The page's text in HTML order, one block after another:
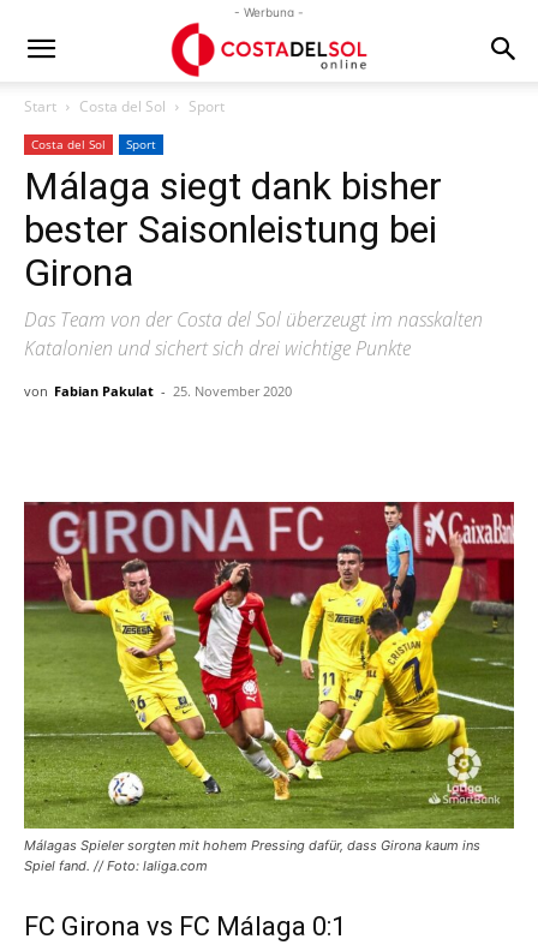
- Werbung -
Start Costa del Sol Sport
Costa del Sol Sport
Málaga siegt dank bisher
bester Saisonleistung bei
Girona
Das Team von der Costa del Sol überzeugt im nasskalten
Katalonien und sichert sich drei wichtige Punkte
von Fabian Pakulat - 25. November 2020
Málagas Spieler sorgten mit hohem Pressing dafür, dass Girona kaum ins
Spiel fand. // Foto: laliga.com
FC Girona vs FC Málaga 0:1